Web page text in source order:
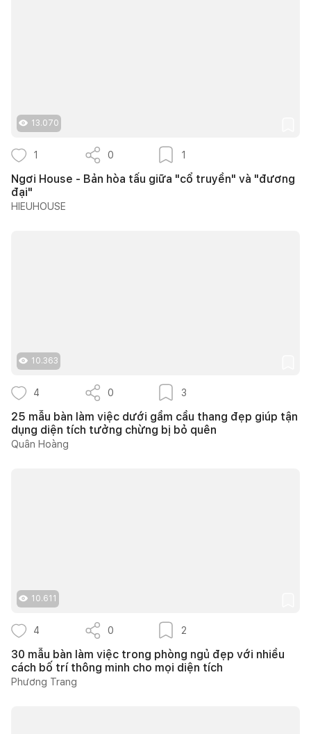
13.070
1 0 1
Ngơi House - Bản hòa tấu giữa "cổ truyền" và "đương
đại"
HIEUHOUSE
10.363
4 0 3
25 mẫu bàn làm việc dưới gầm cầu thang đẹp giúp tận
dụng diện tích tưởng chừng bị bỏ quên
Quân Hoàng
10.611
4 0 2
30 mẫu bàn làm việc trong phòng ngủ đẹp với nhiều
cách bố trí thông minh cho mọi diện tích
Phương Trang